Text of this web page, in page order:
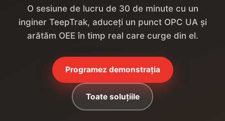
O sesiune de lucru de 30 de minute cu un
inginer TeepTrak, aduceți un punct OPC UA și
arătăm OEE în timp real care curge din el.
Programez demonstrația
Toate soluțiile